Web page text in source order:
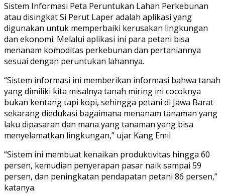
Sistem Informasi Peta Peruntukan Lahan Perkebunan
atau disingkat Si Perut Laper adalah aplikasi yang
digunakan untuk memperbaiki kerusakan lingkungan
dan ekonomi. Melalui aplikasi ini para petani bisa
menanam komoditas perkebunan dan pertaniannya
sesuai dengan peruntukan lahannya.
“Sistem informasi ini memberikan informasi bahwa tanah
yang dimiliki kita misalnya tanah miring ini cocoknya
bukan kentang tapi kopi, sehingga petani di Jawa Barat
sekarang diedukasi bagaimana menanam tanaman yang
laku dipasaran dan mana yang tanaman yang bisa
menyelamatkan lingkungan,” ujar Kang Emil
“Sistem ini membuat kenaikan produktivitas hingga 60
persen, kemudian penyerapan pasar naik sampai 59
persen, dan peningkatan pendapatan petani 86 persen,”
katanya.